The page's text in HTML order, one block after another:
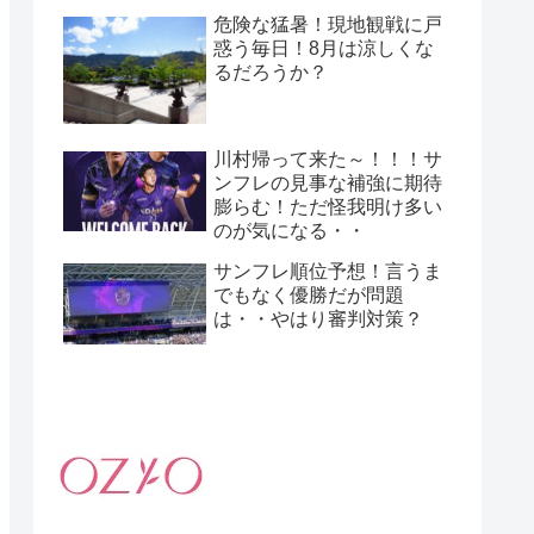
危険な猛暑！現地観戦に戸
惑う毎日！8月は涼しくな
るだろうか？
川村帰って来た～！！！サ
ンフレの見事な補強に期待
膨らむ！ただ怪我明け多い
のが気になる・・
サンフレ順位予想！言うま
でもなく優勝だが問題
は・・やはり審判対策？